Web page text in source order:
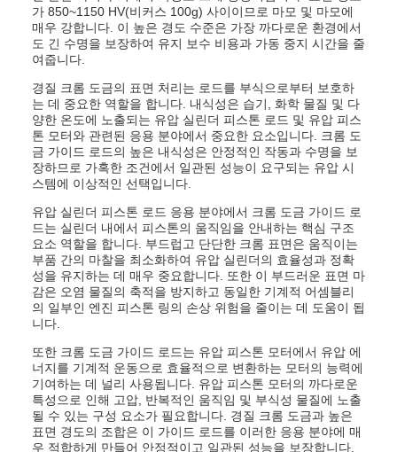
가 850~1150 HV(비커스 100g) 사이이므로 마모 및 마모에
매우 강합니다. 이 높은 경도 수준은 가장 까다로운 환경에서
도 긴 수명을 보장하여 유지 보수 비용과 가동 중지 시간을 줄
여줍니다.
경질 크롬 도금의 표면 처리는 로드를 부식으로부터 보호하
는 데 중요한 역할을 합니다. 내식성은 습기, 화학 물질 및 다
양한 온도에 노출되는 유압 실린더 피스톤 로드 및 유압 피스
톤 모터와 관련된 응용 분야에서 중요한 요소입니다. 크롬 도
금 가이드 로드의 높은 내식성은 안정적인 작동과 수명을 보
장하므로 가혹한 조건에서 일관된 성능이 요구되는 유압 시
스템에 이상적인 선택입니다.
유압 실린더 피스톤 로드 응용 분야에서 크롬 도금 가이드 로
드는 실린더 내에서 피스톤의 움직임을 안내하는 핵심 구조
요소 역할을 합니다. 부드럽고 단단한 크롬 표면은 움직이는
부품 간의 마찰을 최소화하여 유압 실린더의 효율성과 정확
성을 유지하는 데 매우 중요합니다. 또한 이 부드러운 표면 마
감은 오염 물질의 축적을 방지하고 동일한 기계적 어셈블리
의 일부인 엔진 피스톤 링의 손상 위험을 줄이는 데 도움이 됩
니다.
또한 크롬 도금 가이드 로드는 유압 피스톤 모터에서 유압 에
너지를 기계적 운동으로 효율적으로 변환하는 모터의 능력에
기여하는 데 널리 사용됩니다. 유압 피스톤 모터의 까다로운
특성으로 인해 고압, 반복적인 움직임 및 부식성 물질에 노출
될 수 있는 구성 요소가 필요합니다. 경질 크롬 도금과 높은
표면 경도의 조합은 이 가이드 로드를 이러한 응용 분야에 매
우 적합하게 만들어 안정적이고 일관된 성능을 보장합니다.